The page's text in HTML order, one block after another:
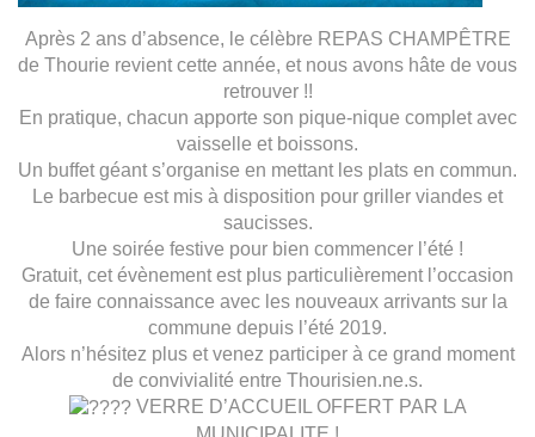
Après 2 ans d’absence, le célèbre REPAS CHAMPÊTRE
de Thourie revient cette année, et nous avons hâte de vous
retrouver !!
En pratique, chacun apporte son pique-nique complet avec
vaisselle et boissons.
Un buffet géant s’organise en mettant les plats en commun.
Le barbecue est mis à disposition pour griller viandes et
saucisses.
Une soirée festive pour bien commencer l’été !
Gratuit, cet évènement est plus particulièrement l’occasion
de faire connaissance avec les nouveaux arrivants sur la
commune depuis l’été 2019.
Alors n’hésitez plus et venez participer à ce grand moment
de convivialité entre Thourisien.ne.s.
VERRE D’ACCUEIL OFFERT PAR LA